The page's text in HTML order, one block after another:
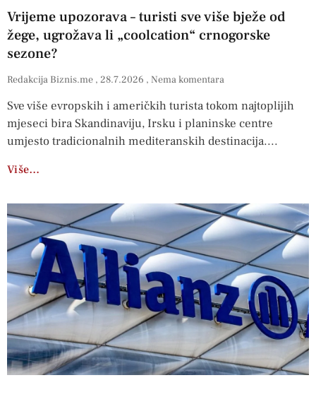
Vrijeme upozorava – turisti sve više bježe od
žege, ugrožava li „coolcation“ crnogorske
sezone?
Redakcija Biznis.me 28.7.2026 Nema komentara
Sve više evropskih i američkih turista tokom najtoplijih
mjeseci bira Skandinaviju, Irsku i planinske centre
umjesto tradicionalnih mediteranskih destinacija.
Više…